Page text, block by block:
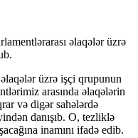
əlaqələr üzrə
üzrə işçi qrupunun
arasında əlaqələrin
və digər sahələrdə
danışıb. O, tezliklə
inamını ifadə edib.